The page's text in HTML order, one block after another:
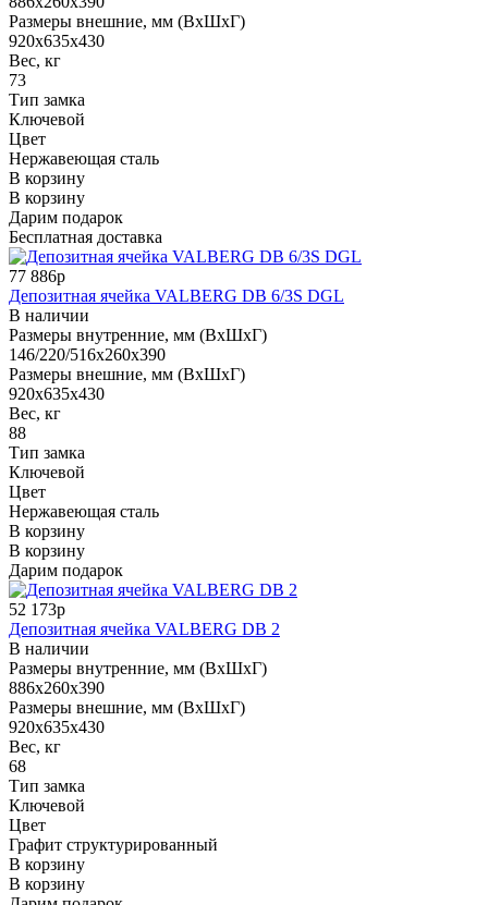
Размеры внешние, мм (ВхШхГ)
920x635x430
Вес, кг
73
Тип замка
Ключевой
Цвет
Нержавеющая сталь
В корзину
В корзину
Дарим подарок
Бесплатная доставка
77 886р
Депозитная ячейка VALBERG DB 6/3S DGL
В наличии
Размеры внутренние, мм (ВхШхГ)
146/220/516x260x390
Размеры внешние, мм (ВхШхГ)
920x635x430
Вес, кг
88
Тип замка
Ключевой
Цвет
Нержавеющая сталь
В корзину
В корзину
Дарим подарок
52 173р
Депозитная ячейка VALBERG DB 2
В наличии
Размеры внутренние, мм (ВхШхГ)
886x260x390
Размеры внешние, мм (ВхШхГ)
920x635x430
Вес, кг
68
Тип замка
Ключевой
Цвет
Графит структурированный
В корзину
В корзину